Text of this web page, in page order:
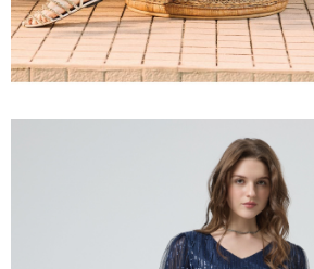
恩沛科技股份有限公司將有權停止該用戶之使用額
免運費
海外配送